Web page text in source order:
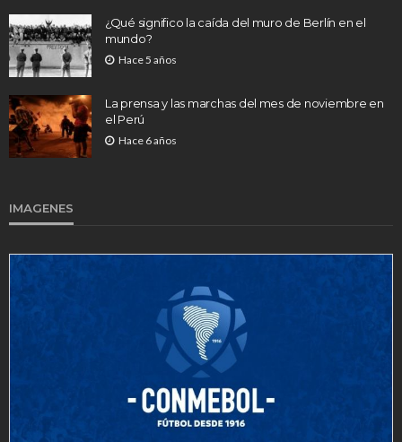
¿Qué significo la caída del muro de Berlín en el
mundo?
Hace 5 años
La prensa y las marchas del mes de noviembre en
el Perú
Hace 6 años
IMAGENES